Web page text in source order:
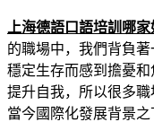
上海德語口語培訓哪
的職場中，我們背負
穩定生存而感到擔憂
提升自我，所以很多
當今國際化發展背景